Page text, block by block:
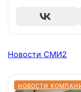
Новости СМИ2
НОВОСТИ